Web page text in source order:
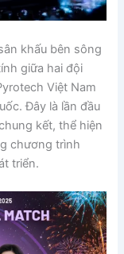
khấu bên sông
giữa hai đội
Việt Nam
Đây là lần đầu
kết, thể hiện
chương trình
triển.